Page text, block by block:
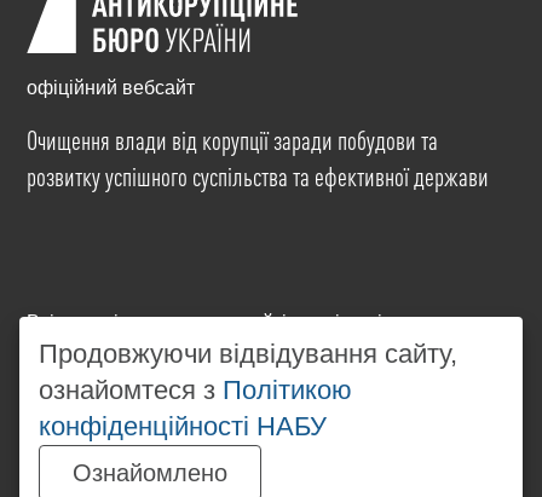
офіційний вебсайт
Очищення влади від корупції заради побудови та
розвитку успішного суспільства та ефективної держави
Всі матеріали на цьому сайті розміщені на умовах
ліцензіїCreative Commons Attribution-NonCommercial-
NoDerivatives 4.0 International. Використання будь-
яких матеріалів, розміщених на сайті, дозволяється
за умови посилання наwww.nabu.gov.ua
незалежності від повного або часткового
використання матеріалів.
Продовжуючи відвідування сайту,
ознайомтеся з Політикою
конфіденційності НАБУ
Ознайомлено